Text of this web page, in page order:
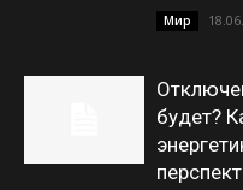
Мир
будет?